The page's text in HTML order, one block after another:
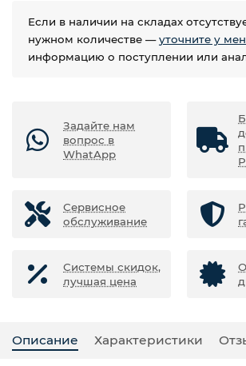
Если в наличии на складах
нужном количестве —уточните у
информацию о поступлении или
Задайте нам
вопрос в
WhatApp
Сервисное
обслуживание
Системы скидок,
лучшая цена
Описание Характеристики